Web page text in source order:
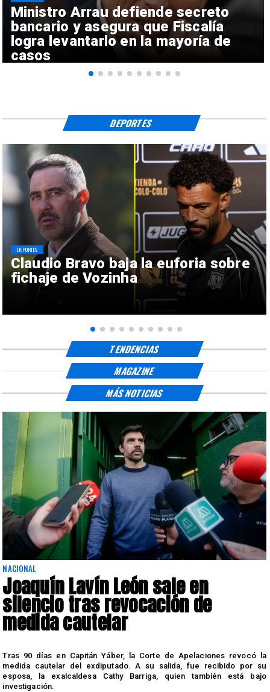
Ministro Arrau defiende secreto
bancario y asegura que Fiscalía
logra levantarlo en la mayoría de
casos
Claudio Bravo baja la euforia sobre
fichaje de Vozinha
DEPORTES
DEPORTES
TENDENCIAS
MAGAZINE
NACIONAL
Joaquín Lavín León sale en
silencio tras revocación de
medida cautelar
Tras 90 días en Capitán Yáber, la Corte de Apelaciones revocó la
medida cautelar del exdiputado. A su salida, fue recibido por su
esposa, la exalcaldesa Cathy Barriga, quien también está bajo
investigación.
MÁS NOTICIAS